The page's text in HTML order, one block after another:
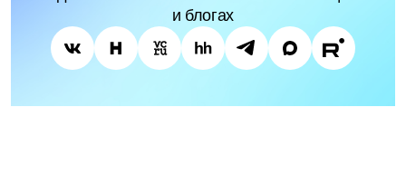
и блогах